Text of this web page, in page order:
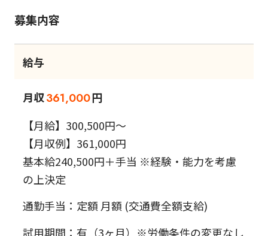
募集内容
給与
月収361,000円
【月給】300,500円～
【月収例】361,000円
基本給240,500円＋手当 ※経験・能力を考慮
の上決定
通勤手当：定額 月額 (交通費全額支給)
試用期間：有（3ヶ月）※労働条件の変更なし